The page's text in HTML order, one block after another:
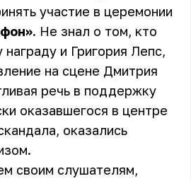
участие в церемонии
. Не знал о том, кто
награду и Григория Лепс,
на сцене Дмитрия
речь в поддержку
оказавшегося в центре
оказались
своим слушателям,